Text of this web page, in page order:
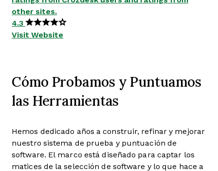
other sites.
4.3
Visit Website
Cómo Probamos y Puntuamos
las Herramientas
Hemos dedicado años a construir, refinar y mejorar
nuestro sistema de prueba y puntuación de
software. El marco está diseñado para captar los
matices de la selección de software y lo que hace a